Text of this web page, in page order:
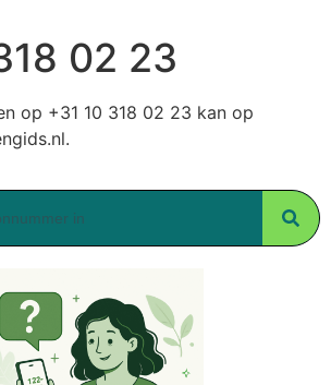
02 23
op +31 10 318 02 23 kan op